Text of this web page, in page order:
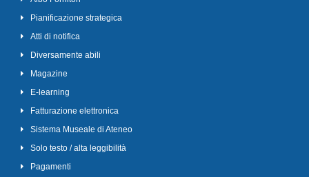
Pianificazione strategica
Atti di notifica
Diversamente abili
Magazine
E-learning
Fatturazione elettronica
Sistema Museale di Ateneo
Solo testo / alta leggibilità
Pagamenti